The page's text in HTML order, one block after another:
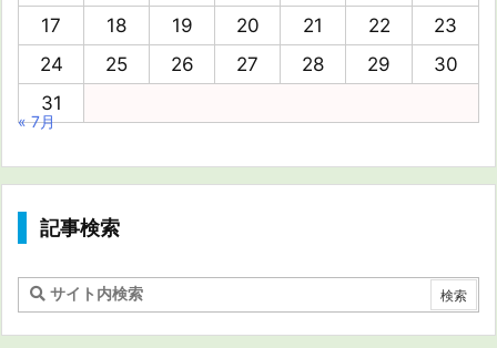
17
18 19 20 21 22
23
24
25 26 27 28 29
30
31
« 7月
記事検索